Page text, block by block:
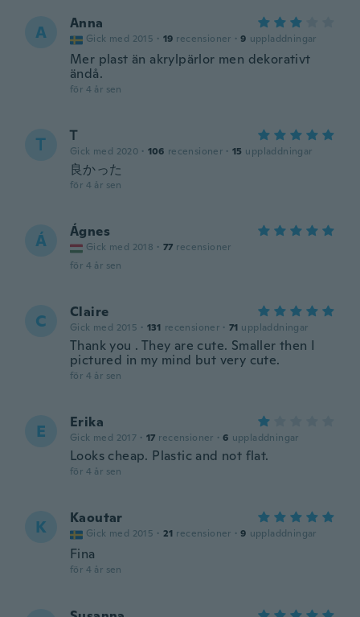
A Anna
Gick med 2015 · 19 recensioner · 9 uppladdningar
Mer plast än akrylpärlor men dekorativt
ändå.
för 4 år sen
Ꭲ Ꭲ
Gick med 2020 · 106 recensioner · 15 uppladdningar
良かった
för 4 år sen
Á Ágnes
Gick med 2018 · 77 recensioner
för 4 år sen
C Claire
Gick med 2015 · 131 recensioner · 71 uppladdningar
Thank you . They are cute. Smaller then I
pictured in my mind but very cute.
för 4 år sen
E Erika
Gick med 2017 · 17 recensioner · 6 uppladdningar
Looks cheap. Plastic and not flat.
för 4 år sen
K Kaoutar
Gick med 2015 · 21 recensioner · 9 uppladdningar
Fina
för 4 år sen